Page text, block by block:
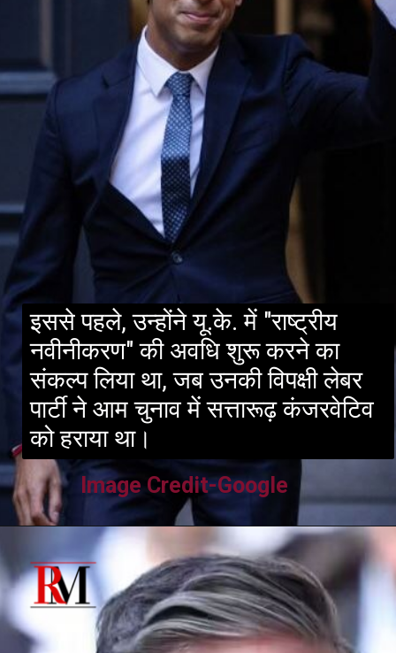
Image Credit-Google
इससे पहले, उन्होंने यू.के. में "राष्ट्रीय
नवीनीकरण" की अवधि शुरू करने का
संकल्प लिया था, जब उनकी विपक्षी लेबर
पार्टी ने आम चुनाव में सत्तारूढ़ कंजरवेटिव
को हराया था।